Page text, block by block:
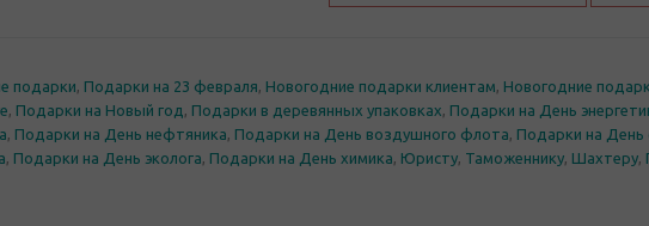
подарки, Подарки на 23 февраля, Новогодние подарки клиентам, Новогодние
, Подарки на Новый год , Подарки в деревянных упаковках, Подарки на День
, Подарки на День нефтяника, Подарки на День воздушного флота, Подарки на День
, Подарки на День эколога, Подарки на День химика, Юристу, Таможеннику, Шахтеру,